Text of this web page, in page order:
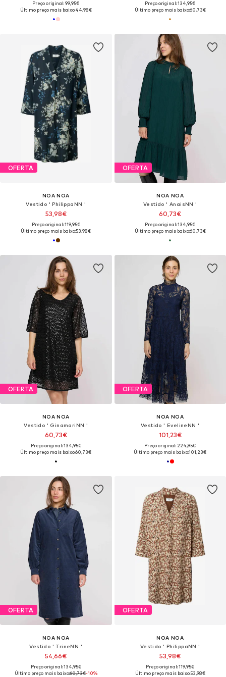
Preço original: 99,95€
Último preço mais baixo:44,98€
Preço original: 134,95€
Último preço mais baixo:60,73€
OFERTA
NOA NOA
Vestido ' PhilippaNN '
53,98€
Preço original: 119,95€
Último preço mais baixo:53,98€
OFERTA
NOA NOA
Vestido ' AnaisNN '
60,73€
Preço original: 134,95€
Último preço mais baixo:60,73€
OFERTA
NOA NOA
Vestido ' GinamariNN '
60,73€
Preço original: 134,95€
Último preço mais baixo:60,73€
OFERTA
NOA NOA
Vestido ' EvelineNN '
101,23€
Preço original: 224,95€
Último preço mais baixo:101,23€
OFERTA
NOA NOA
Vestido ' TrineNN '
54,66€
Preço original: 134,95€
Último preço mais baixo:60,73€-10%
OFERTA
NOA NOA
Vestido ' PhilippaNN '
53,98€
Preço original: 119,95€
Último preço mais baixo:53,98€